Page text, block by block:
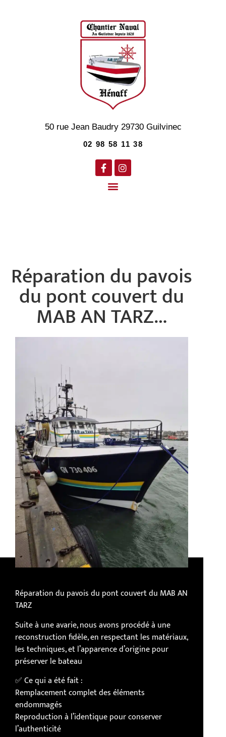
50 rue Jean Baudry 29730 Guilvinec
02 98 58 11 38
Réparation du pavois
du pont couvert du
MAB AN TARZ…
Réparation du pavois du pont couvert du MAB AN
TARZ
Suite à une avarie, nous avons procédé à une
reconstruction fidèle, en respectant les matériaux,
les techniques, et l’apparence d’origine pour
préserver le bateau
✅ Ce qui a été fait :
Remplacement complet des éléments
endommagés
Reproduction à l’identique pour conserver
l’authenticité